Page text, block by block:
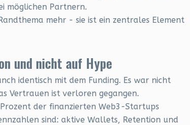
möglichen Partnern.
mehr - sie ist ein zentrales Element
und nicht auf Hype
identisch mit dem Funding. Es war nicht
Vertrauen ist verloren gegangen.
der finanzierten Web3-Startups
sind: aktive Wallets, Retention und